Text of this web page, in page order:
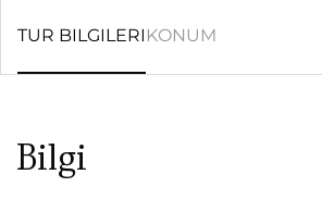
TUR BILGILERI KONUM
Bilgi